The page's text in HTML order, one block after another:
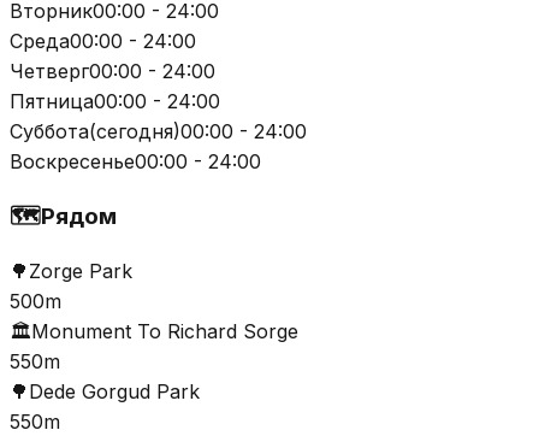
Вторник00:00 - 24:00
Среда00:00 - 24:00
Четверг00:00 - 24:00
Пятница00:00 - 24:00
Суббота(сегодня)00:00 - 24:00
Воскресенье00:00 - 24:00
🗺️Рядом
🌳 Zorge Park
500m
🏛️Monument To Richard Sorge
550m
🌳 Dеdе Gorgud Park
550m